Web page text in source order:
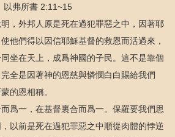
以弗所書 2:11~15
，外邦人原是死在過犯罪惡之中，因著耶
他們得以因信耶穌基督的救恩而活過來，
坐在天上，成爲神國的子民。這不是靠個
全是因著神的恩慈與憐憫白白賜給我們
的恩相稱。
爲一，在基督裏合而爲一。保羅要我們思
以前是死在過犯罪惡之中順從肉體的悖逆